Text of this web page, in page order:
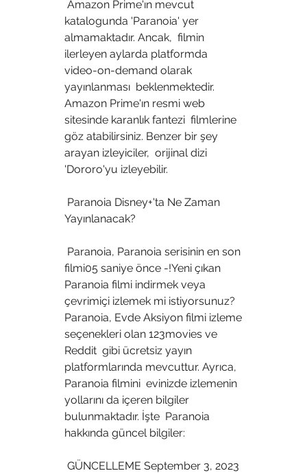
katalogunda 'Paranoia' yer
almamaktadır. Ancak,  filmin
ilerleyen aylarda platformda
video-on-demand olarak
yayınlanması  beklenmektedir.
Amazon Prime'ın resmi web
sitesinde karanlık fantezi  filmlerine
göz atabilirsiniz. Benzer bir şey
arayan izleyiciler,  orijinal dizi
'Dororo'yu izleyebilir.
Yayınlanacak?
filmi05 saniye önce -!Yeni çıkan
Paranoia filmi indirmek veya
çevrimiçi izlemek mi istiyorsunuz?
Paranoia, Evde Aksiyon filmi izleme
seçenekleri olan 123movies ve
Reddit  gibi ücretsiz yayın
platformlarında mevcuttur. Ayrıca,
Paranoia filmini  evinizde izlemenin
yollarını da içeren bilgiler
bulunmaktadır. İşte  Paranoia
hakkında güncel bilgiler:
GÜNCELLEME September 3, 2023